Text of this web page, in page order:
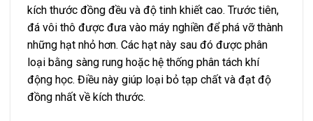
kích thước đồng đều và độ tinh khiết cao. Trước tiên,
đá vôi thô được đưa vào máy nghiền để phá vỡ thành
những hạt nhỏ hơn. Các hạt này sau đó được phân
loại bằng sàng rung hoặc hệ thống phân tách khí
động học. Điều này giúp loại bỏ tạp chất và đạt độ
đồng nhất về kích thước.